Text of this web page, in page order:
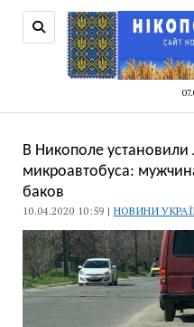
В Никополе установили
микроавтобуса:
баков
10.04.2020 10:59 | НОВИНИ